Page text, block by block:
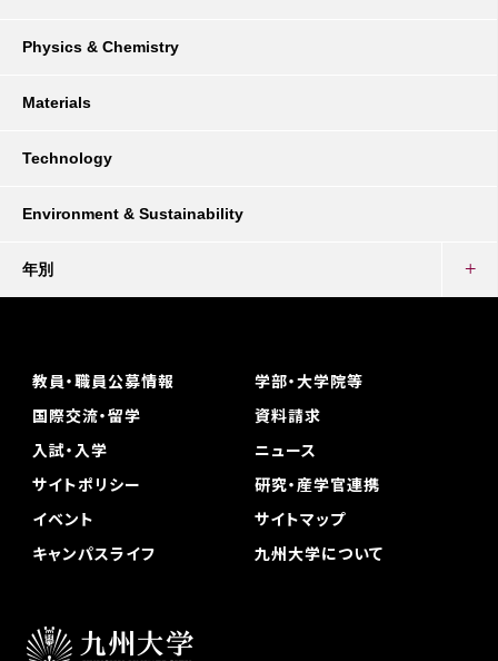
Physics & Chemistry
Materials
Technology
Environment & Sustainability
年別
教員・職員公募情報
学部・大学院等
国際交流・留学
資料請求
入試・入学
ニュース
サイトポリシー
研究・産学官連携
イベント
サイトマップ
キャンパスライフ
九州大学について